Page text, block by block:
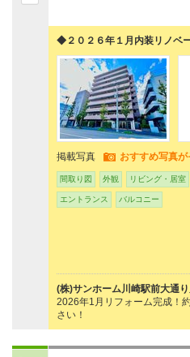
◆２０２６年１月内装リノベ
掲載写真 おすすめ写真
間取り図 外観 リビング・居室
エントランス バルコニー
(株)サンホーム川崎駅前大通
2026年1月リフォーム完成！
さい！